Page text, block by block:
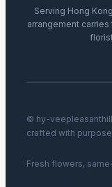
Serving Hong
arrangement
© hy-
crafted with
Fresh flowers,